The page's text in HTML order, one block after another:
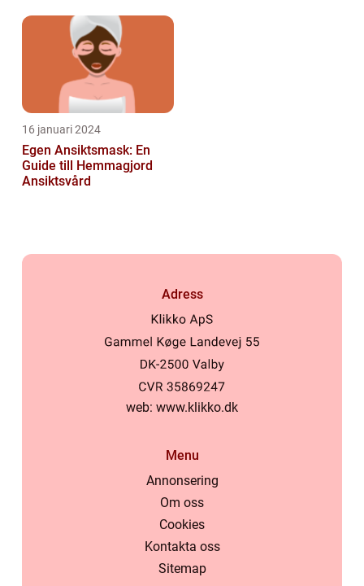
16 januari 2024
Egen Ansiktsmask: En
Guide till Hemmagjord
Ansiktsvård
Adress
web: www.klikko.dk
Menu
Annonsering
Om oss
Cookies
Kontakta oss
Sitemap